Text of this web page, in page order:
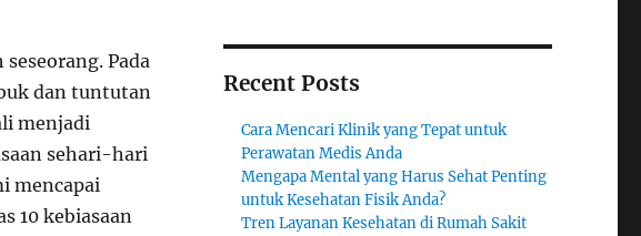
Pada
dan tuntutan
menjadi
sehari-hari
mencapai
10 kebiasaan
Recent Posts
Cara Mencari Klinik yang Tepat untuk
Perawatan Medis Anda
Mengapa Mental yang Harus Sehat Penting
untuk Kesehatan Fisik Anda?
Tren Layanan Kesehatan di Rumah Sakit